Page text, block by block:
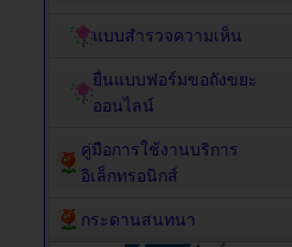
แบบสำรวจความเห็น
ยื่นแบบฟอร์มขอถังขยะ
ออนไลน์
คู่มือการใช้งานบริการ
อิเล็กทรอนิกส์
กระดานสนทนา